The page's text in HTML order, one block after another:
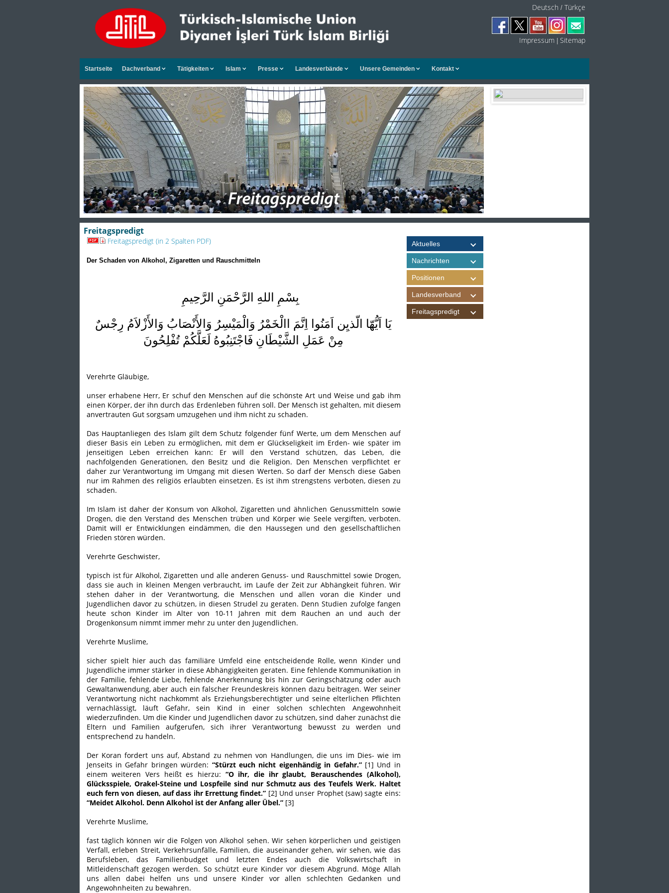
Deutsch /Türkçe
Impressum |Sitemap
Startseite Dachverband Tätigkeiten Islam Presse Landesverbände Unsere Gemeinden Kontakt
Freitagspredigt
Freitagspredigt (in 2 Spalten PDF)
Der Schaden von Alkohol, Zigaretten und Rauschmitteln
بِسْمِ اللهِ الرَّحْمَنِ الرَّحِيمِ
يَا اَيُّهّا الّذيِن اَمَنُوا اِنَّمَ االْخَمْرُ وَالْمَيْسِرُ وَالأَنْصَابُ وَالأَزْلاَمُ رِجْسٌ
مِنْ عَمَلِ الشَّيْطَانِ فَاجْتَنِبُوهُ لَعَلَّكُمْ تُفْلِحُونَ
Verehrte Gläubige,
unser erhabene Herr, Er schuf den Menschen auf die schönste Art und Weise und gab ihm
einen Körper, der ihn durch das Erdenleben führen soll. Der Mensch ist gehalten, mit diesem
anvertrauten Gut sorgsam umzugehen und ihm nicht zu schaden.
Das Hauptanliegen des Islam gilt dem Schutz folgender fünf Werte, um dem Menschen auf
dieser Basis ein Leben zu ermöglichen, mit dem er Glückseligkeit im Erden- wie später im
jenseitigen Leben erreichen kann: Er will den Verstand schützen, das Leben, die
nachfolgenden Generationen, den Besitz und die Religion. Den Menschen verpflichtet er
daher zur Verantwortung im Umgang mit diesen Werten. So darf der Mensch diese Gaben
nur im Rahmen des religiös erlaubten einsetzen. Es ist ihm strengstens verboten, diesen zu
schaden.
Im Islam ist daher der Konsum von Alkohol, Zigaretten und ähnlichen Genussmitteln sowie
Drogen, die den Verstand des Menschen trüben und Körper wie Seele vergiften, verboten.
Damit will er Entwicklungen eindämmen, die den Haussegen und den gesellschaftlichen
Frieden stören würden.
Verehrte Geschwister,
typisch ist für Alkohol, Zigaretten und alle anderen Genuss- und Rauschmittel sowie Drogen,
dass sie auch in kleinen Mengen verbraucht, im Laufe der Zeit zur Abhängkeit führen. Wir
stehen daher in der Verantwortung, die Menschen und allen voran die Kinder und
Jugendlichen davor zu schützen, in diesen Strudel zu geraten. Denn Studien zufolge fangen
heute schon Kinder im Alter von 10-11 Jahren mit dem Rauchen an und auch der
Drogenkonsum nimmt immer mehr zu unter den Jugendlichen.
Verehrte Muslime,
sicher spielt hier auch das familiäre Umfeld eine entscheidende Rolle, wenn Kinder und
Jugendliche immer stärker in diese Abhängigkeiten geraten. Eine fehlende Kommunikation in
der Familie, fehlende Liebe, fehlende Anerkennung bis hin zur Geringschätzung oder auch
Gewaltanwendung, aber auch ein falscher Freundeskreis können dazu beitragen. Wer seiner
Verantwortung nicht nachkommt als Erziehungsberechtigter und seine elterlichen Pflichten
vernachlässigt, läuft Gefahr, sein Kind in einer solchen schlechten Angewohnheit
wiederzufinden. Um die Kinder und Jugendlichen davor zu schützen, sind daher zunächst die
Eltern und Familien aufgerufen, sich ihrer Verantwortung bewusst zu werden und
entsprechend zu handeln.
Der Koran fordert uns auf, Abstand zu nehmen von Handlungen, die uns im Dies- wie im
Jenseits in Gefahr bringen würden: “Stürzt euch nicht eigenhändig in Gefahr.”[1] Und in
einem weiteren Vers heißt es hierzu: “O ihr, die ihr glaubt, Berauschendes (Alkohol),
Glücksspiele, Orakel-Steine und Lospfeile sind nur Schmutz aus des Teufels Werk. Haltet
euch fern von diesen, auf dass ihr Errettung findet.” [2] Und unser Prophet (saw) sagte eins:
“Meidet Alkohol. Denn Alkohol ist der Anfang aller Übel.”[3]
Verehrte Muslime,
fast täglich können wir die Folgen von Alkohol sehen. Wir sehen körperlichen und geistigen
Verfall, erleben Streit, Verkehrsunfälle, Familien, die auseinander gehen, wir sehen, wie das
Berufsleben, das Familienbudget und letzten Endes auch die Volkswirtschaft in
Mitleidenschaft gezogen werden. So schützt eure Kinder vor diesem Abgrund. Möge Allah
uns allen dabei helfen uns und unsere Kinder vor allen schlechten Gedanken und
Angewohnheiten zu bewahren.
Aktuelles
Nachrichten
Positionen
Landesverband
Freitagspredigt